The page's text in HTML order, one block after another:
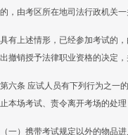
的，由考区所在地司法行政机关
具有上述情形，已经参加考试的
出撤销授予法律职业资格的决定，
第六条 应试人员有下列行为之一
止本场考试、责令离开考场的处
（一）携带考试规定以外的物品